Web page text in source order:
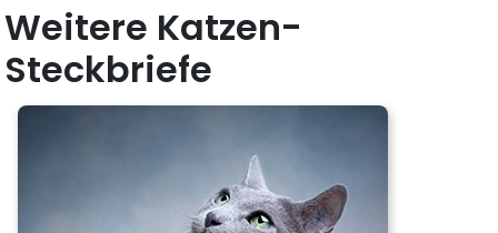
Weitere Katzen-
Steckbriefe